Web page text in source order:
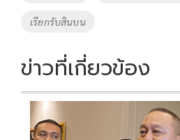
เรียกรับสินบน
ข่าวที่เกี่ยวข้อง